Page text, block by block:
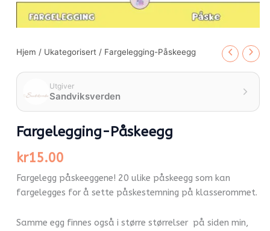
Hjem / Ukategorisert / Fargelegging-Påskeegg
Utgiver
Sandviksverden
Fargelegging-Påskeegg
kr15.00
Fargelegg påskeeggene! 20 ulike påskeegg som kan
fargelegges for å sette påskestemning på klasserommet.
Samme egg finnes også i større størrelser på siden min,